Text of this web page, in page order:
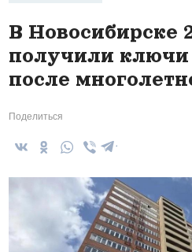
В Новосибирске
получили ключи
после
Поделиться